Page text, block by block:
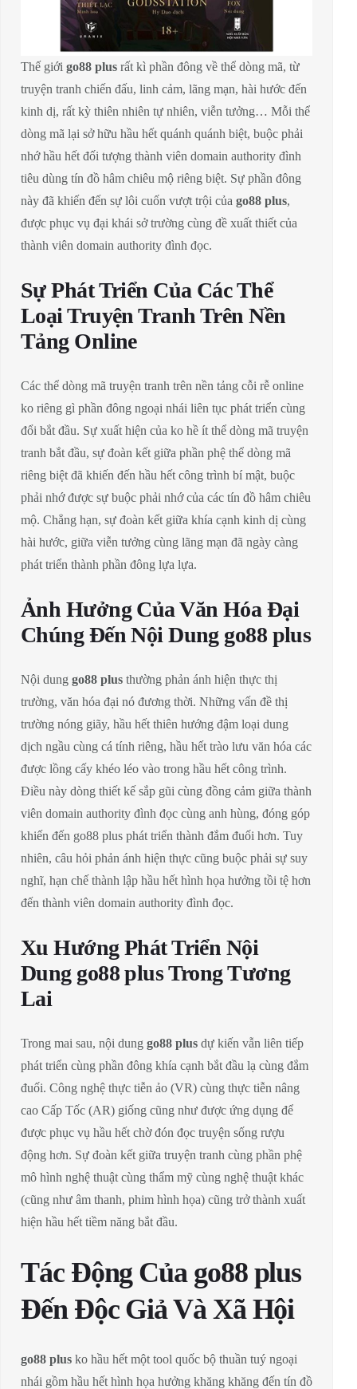
Thế giới go88 plus rất kì phần đông về thể dòng mã, từ
truyện tranh chiến đấu, linh cảm, lãng mạn, hài hước đến
kinh dị, rất kỳ thiên nhiên tự nhiên, viễn tưởng… Mỗi thể
dòng mã lại sở hữu hầu hết quánh quánh biệt, buộc phải
nhớ hầu hết đối tượng thành viên domain authority đình
tiêu dùng tín đồ hâm chiêu mộ riêng biệt. Sự phần đông
này đã khiến đến sự lôi cuốn vượt trội của go88 plus,
được phục vụ đại khái sở trường cùng đề xuất thiết của
thành viên domain authority đình đọc.
Sự Phát Triển Của Các Thể
Loại Truyện Tranh Trên Nền
Tảng Online
Các thể dòng mã truyện tranh trên nền tảng cỗi rễ online
ko riêng gì phần đông ngoại nhái liên tục phát triển cùng
đổi bắt đầu. Sự xuất hiện của ko hề ít thể dòng mã truyện
tranh bắt đầu, sự đoàn kết giữa phần phệ thể dòng mã
riêng biệt đã khiến đến hầu hết công trình bí mật, buộc
phải nhớ được sự buộc phải nhớ của các tín đồ hâm chiêu
mộ. Chẳng hạn, sự đoàn kết giữa khía cạnh kinh dị cùng
hài hước, giữa viễn tưởng cùng lãng mạn đã ngày càng
phát triển thành phần đông lựa lựa.
Ảnh Hưởng Của Văn Hóa Đại
Chúng Đến Nội Dung go88 plus
Nội dung go88 plus thường phản ánh hiện thực thị
trường, văn hóa đại nó đương thời. Những vấn đề thị
trường nóng giãy, hầu hết thiên hướng đậm loại dung
dịch ngầu cùng cá tính riêng, hầu hết trào lưu văn hóa các
được lồng cấy khéo léo vào trong hầu hết công trình.
Điều này dòng thiết kế sắp gũi cùng đồng cảm giữa thành
viên domain authority đình đọc cùng anh hùng, đóng góp
khiến đến go88 plus phát triển thành đắm đuối hơn. Tuy
nhiên, câu hỏi phản ánh hiện thực cũng buộc phải sự suy
nghĩ, hạn chế thành lập hầu hết hình họa hưởng tồi tệ hơn
đến thành viên domain authority đình đọc.
Xu Hướng Phát Triển Nội
Dung go88 plus Trong Tương
Lai
Trong mai sau, nội dung go88 plus dự kiến vẫn liên tiếp
phát triển cùng phần đông khía cạnh bắt đầu lạ cùng đắm
đuối. Công nghệ thực tiễn ảo (VR) cùng thực tiễn nâng
cao Cấp Tốc (AR) giống cũng như được ứng dụng để
được phục vụ hầu hết chờ đón đọc truyện sống rượu
động hơn. Sự đoàn kết giữa truyện tranh cùng phần phệ
mô hình nghệ thuật cùng thẩm mỹ cùng nghệ thuật khác
(cũng như âm thanh, phim hình họa) cũng trở thành xuất
hiện hầu hết tiềm năng bắt đầu.
Tác Động Của go88 plus
Đến Độc Giả Và Xã Hội
go88 plus ko hầu hết một tool quốc bộ thuần tuý ngoại
nhái gồm hầu hết hình họa hưởng khăng khăng đến tín đồ